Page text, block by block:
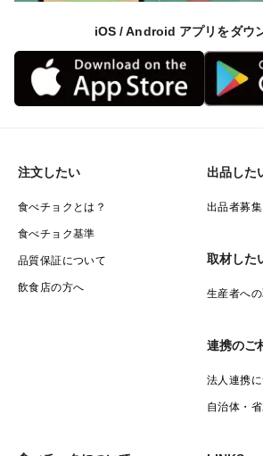
iOS / Android アプリをダウ
注文したい
食べチョクとは？
食べチョク基準
品質保証について
飲食店の方へ
出品した
出品者募集
取材した
生産者へ
連携のご
法人連携
自治体・